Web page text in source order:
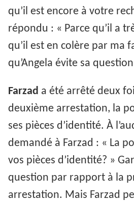
qu’il est encore à votre
répondu : « Parce qu’il a
qu’il est en colère par ma
qu’Angela évite sa
Farzad a été arrêté deux
deuxième arrestation, la
ses pièces d’identité. À
demandé à Farzad : « La
vos pièces d’identité? »
question par rapport à la
arrestation. Mais Farzad